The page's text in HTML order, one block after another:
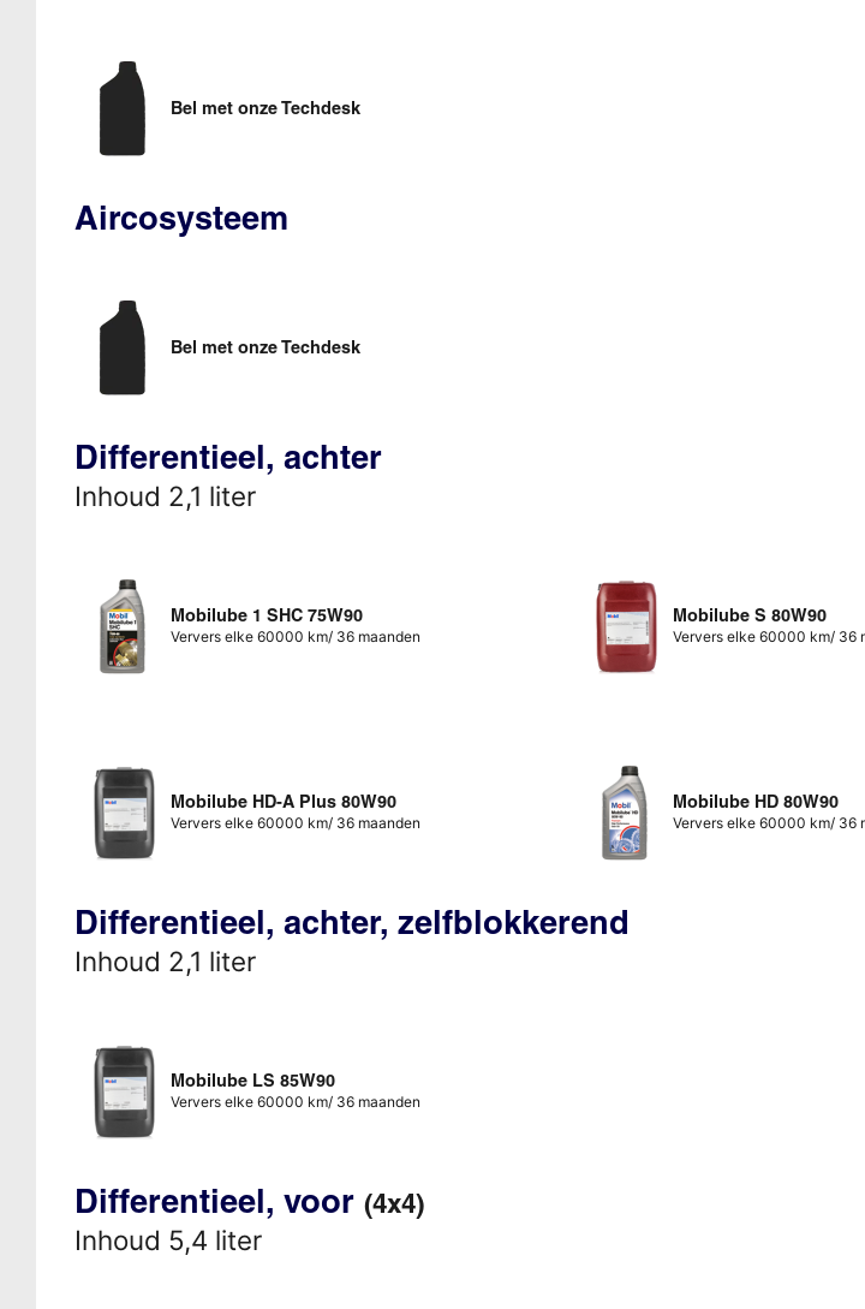
Bel met onze Techdesk
Aircosysteem
Bel met onze Techdesk
Differentieel, achter
Inhoud 2,1 liter
Mobilube 1 SHC 75W90
Ververs elke 60000 km/ 36 maanden
Mobilube S 80W90
Ververs elke 60000 km/ 36
Mobilube HD-A Plus 80W90
Ververs elke 60000 km/ 36 maanden
Mobilube HD 80W90
Ververs elke 60000 km/ 36
Differentieel, achter, zelfblokkerend
Inhoud 2,1 liter
Mobilube LS 85W90
Ververs elke 60000 km/ 36 maanden
Differentieel, voor (4x4)
Inhoud 5,4 liter